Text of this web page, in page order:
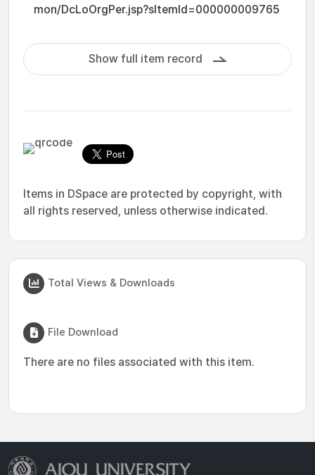
mon/DcLoOrgPer.jsp?sItemId=000000009765
Show full item record
Items in DSpace are protected by copyright, with
all rights reserved, unless otherwise indicated.
Total Views & Downloads
File Download
There are no files associated with this item.